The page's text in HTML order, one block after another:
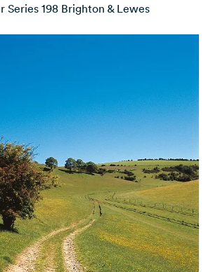
Series 198 Brighton & Lewes